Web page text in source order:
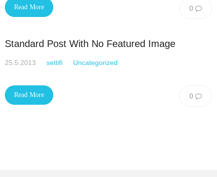
0
Read More
Standard Post With No Featured Image
25.5.2013 settifi Uncategorized
0
Read More